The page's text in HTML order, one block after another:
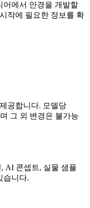
어에서 안경을 개발할
작에 필요한 정보를 확
공합니다. 모델당
그 외 변경은 불가능
AI 콘셉트, 실물 샘플
습니다.